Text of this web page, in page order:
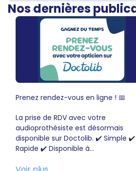
Nos dernières
Prenez rendez-vous en ligne ! 📅
La prise de RDV avec votre
audioprothésiste est désormais
disponible sur Doctolib. ✔️ Simple ✔️
Rapide ✔️ Disponible à...